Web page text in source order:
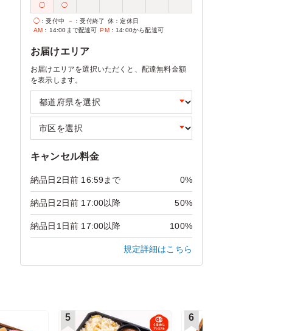
◯
◯
◯ ：受付中 － ：受付終了 休 ：定休日
AM ：14:00まで配達可 PM：14:00から配達可
お届けエリア
お届けエリアを選択いただくと、配達無料金額
を表示します。
キャンセル料金
納品日2日前 16:59まで 0%
納品日2日前 17:00以降 50%
納品日1日前 17:00以降 100%
規定詳細はこちら
5 6